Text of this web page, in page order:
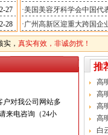
27
28
·美国美容牙科学会中国代
·广州高新区迎重大跨国企
， 真实有效，非诚勿扰！
户对我公司网站多
来电咨询（24小
推
高
高
高
高
白